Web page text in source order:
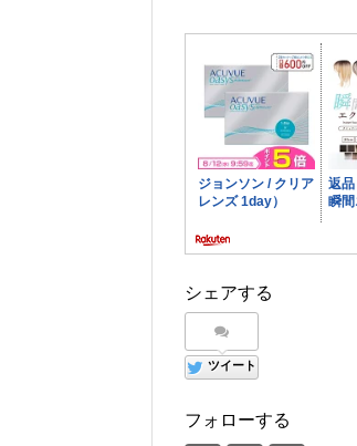
シェアする
ツイート
フォローする